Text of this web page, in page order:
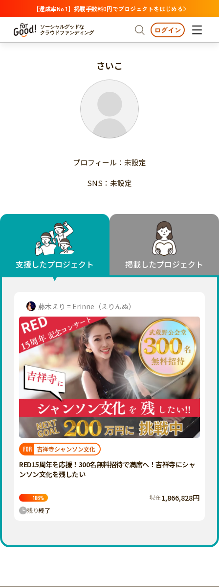
【達成率No.1】掲載手数料0円でプロジェクトをはじめる
ソーシャルグッドな
クラウドファンディング
プロジェクトからさがす 注目
支援金額が多い
支援人数が多い
終了日が近い
国際協力
子ども・教育
フード・農業
文化
環境・エシカル
人権・マイノリティ
社会貢献
地域からさがす 北海道・東北
北海道
宮城
秋田
山形
福島
関東
茨城
群馬
千葉
神奈川
石川
支援金額が多い
終了日が近い
カテゴリーからさがす
医療・福祉
子ども・教育
人権・マイノリティ
北海道 青森 岩手 宮城
秋田
福島
茨城 栃木 群馬
千葉
東京
神奈川
新潟 富山 石川 福井
長野
岐阜 静岡 愛知
近畿
三重 滋賀 京都 大阪
兵庫
奈良
和歌山
中国
鳥取 島根 岡山 広島 山口
四国
徳島 香川 愛媛 高知
九州・沖縄
福岡 佐賀 長崎
鹿児島 沖縄
ログイン
さいこ
プロフィール：未設定
SNS：未設定
支援したプロジェクト 掲載したプロジェクト
藤木えり = Erinne（えりんぬ）
FOR 吉祥寺シャンソン文化
RED15周年を応援！300名無料招待で満席へ！吉祥寺にシャ
ンソン文化を残したい
186% 現在1,866,828円
残り終了